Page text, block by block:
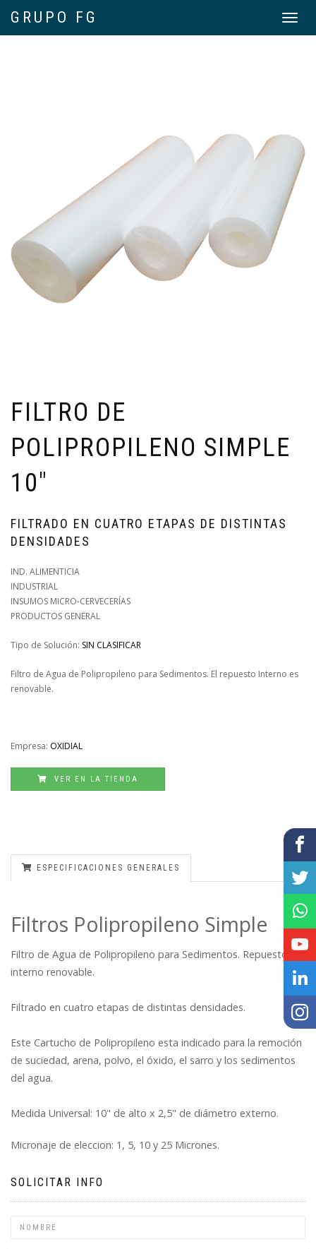
Toggle
GRUPO FG
FILTRO DE
POLIPROPILENO SIMPLE
10"
FILTRADO EN CUATRO ETAPAS DE DISTINTAS
DENSIDADES
IND. ALIMENTICIA
INDUSTRIAL
INSUMOS MICRO-CERVECERÍAS
PRODUCTOS GENERAL
Tipo de Solución: SIN CLASIFICAR
Filtro de Agua de Polipropileno para Sedimentos. El repuesto Interno es
renovable.
Empresa: OXIDIAL
VER EN LA TIENDA
ESPECIFICACIONES GENERALES
Filtros Polipropileno Simple
Filtro de Agua de Polipropileno para Sedimentos. Repuesto
interno renovable.
Filtrado en cuatro etapas de distintas densidades.
Este Cartucho de Polipropileno esta indicado para la remoción
de suciedad, arena, polvo, el óxido, el sarro y los sedimentos
del agua.
Medida Universal: 10" de alto x 2,5" de diámetro externo.
Micronaje de eleccion: 1, 5, 10 y 25 Micrones.
SOLICITAR INFO
Nombre